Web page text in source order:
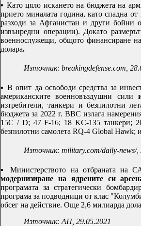
▪ Като цяло искането на бюджета на
прието миналата година, като спадна
разходи за Афганистан и други бойни
извънредни операции). Докато
военнослужещи, общото финансиране
долара.
Източник: breakingdefense.com,
▪ В опит да освободи средства за
американските военновъздушни сили
изтребители, танкери и безпилотни
бюджета за 2022 г. ВВС излага
15C / D; 47 F-16; 18 KC-135 танкери;
безпилотни самолета RQ-4 Global Hawk;
Източник: military.com/daily-news/,
▪ Министерството на отбраната на
модернизиране на ядрените си
програмата за стратегически
програма за подводници от клас
обсег на действие. Още 2,6 милиарда
Източник: АП, 29.05.2021